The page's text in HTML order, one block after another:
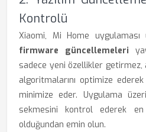
Kontrolü
Xiaomi, Mi Home
firmware güncellemeleri
sadece yeni özellikler getirmez,
algoritmalarını optimize
minimize eder. Uygulama
sekmesini kontrol ederek
olduğundan emin olun.